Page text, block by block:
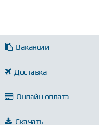
Вакансии
Доставка
Онлайн оплата
Скачать